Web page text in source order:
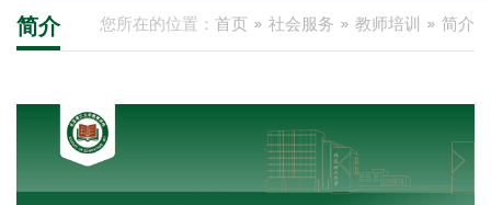
您所在的位置： 首页 社会服务 教师培训 简介
简介